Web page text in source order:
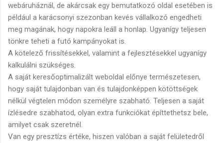
webáruháznál, de akárcsak egy bemutatkozó oldal esetében is
például a karácsonyi szezonban kevés vállalkozó engedheti
meg magának, hogy napokra leáll a honlap. Ugyanígy teljesen
tönkre teheti a futó kampányokat is.
A kötelező frissítésekkel, valamint a fejlesztésekkel ugyanígy
kalkulálni szükséges.
A saját keresőoptimalizált weboldal előnye természetesen,
hogy saját tulajdonban van és tulajdonképpen kötöttségek
nélkül végtelen módon személyre szabható. Teljesen a saját
ízlésedre szabhatod, olyan extra funkciókat építtethetsz bele,
amilyet csak szeretnél.
Van egy presztízs értéke, hiszen valóban a saját felületedről